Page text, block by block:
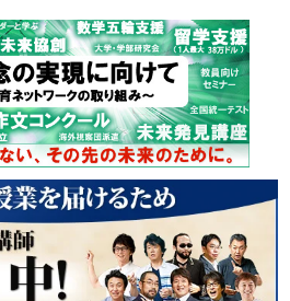
導を今すぐ体験!!
個別相談
高3生・高2生・高1生と
受験や高校の成績
ください！